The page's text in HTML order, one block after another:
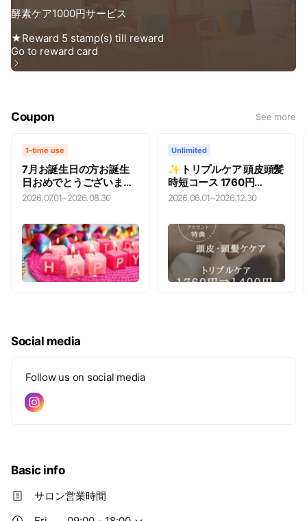
Coupon See more
1-time use
7月お誕生日の方お誕生
日おめでとうございます
＾＾♪割引技術２０％割
2026.07.01~2026.08.30
Unlimited
✨トリプルケア 頭皮頭髪
時短コース 1760円
➡1400円【360円引
2026.06.01~2026.12.30
Social media
Follow us on social media
Basic info
サロン営業時間